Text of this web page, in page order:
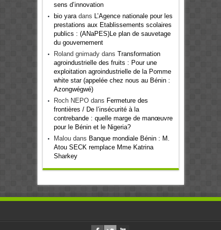
sens d’innovation
bio yaradans
L’Agence nationale pour les
prestations aux Etablissements scolaires
publics : (ANaPES)Le plan de sauvetage
du gouvernement
Roland gnimadydans Transformation
agroindustrielle des fruits : Pour une
exploitation agroindustrielle de la Pomme
white star (appelée chez nous au Bénin :
Azongwégwé)
Roch NEPOdans Fermeture des
frontières / De l’insécurité à la
contrebande : quelle marge de manœuvre
pour le Bénin et le Nigeria?
Maloudans Banque mondiale Bénin : M.
Atou SECK remplace Mme Katrina
Sharkey